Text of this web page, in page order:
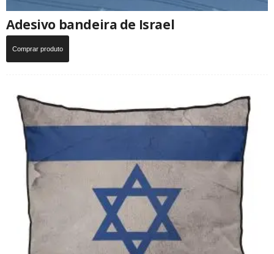
Adesivo bandeira de Israel
Comprar produto